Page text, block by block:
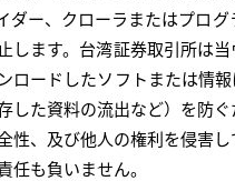
ダー、クローラまたはプロ
します。台湾証券取引所は
ロードしたソフトまたは情
した資料の流出など）を防
性、及び他人の権利を侵害
任も負いません。